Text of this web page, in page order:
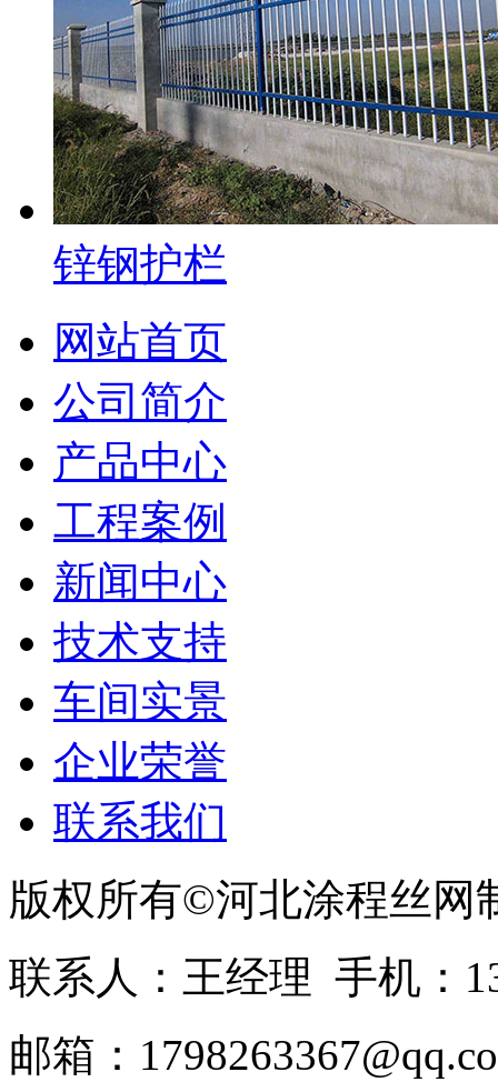
锌钢护栏
网站首页
公司简介
产品中心
工程案例
新闻中心
技术支持
车间实景
企业荣誉
联系我们
版权所有©河北涂程丝网
联系人：王经理 手机：
邮箱：